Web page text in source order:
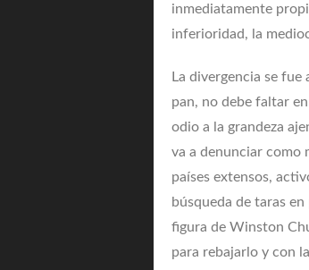
inmediatamente
inferioridad, la
La divergencia se
pan, no debe faltar
odio a la grandeza
va a denunciar como
países extensos,
búsqueda de taras
figura de Winston
para rebajarlo y con